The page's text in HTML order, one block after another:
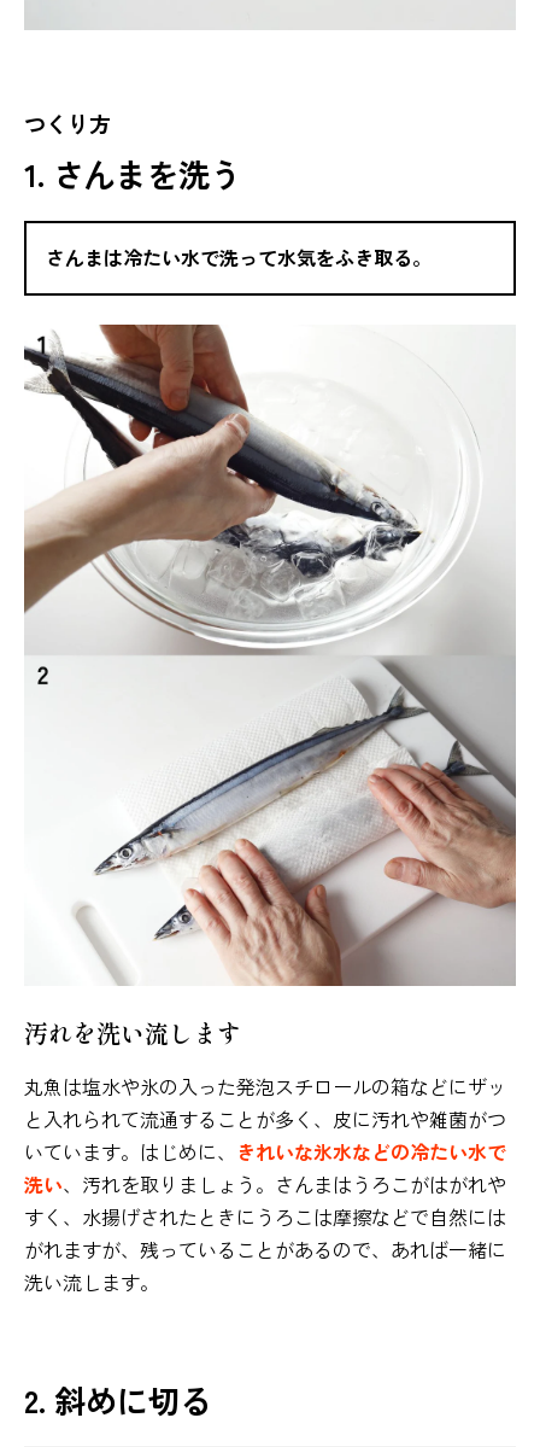
つくり方
1. さんまを洗う
さんまは冷たい水で洗って水気をふき取る。
汚れを洗い流します
丸魚は塩水や氷の入った発泡スチロールの箱などにザッ
と入れられて流通することが多く、皮に汚れや雑菌がつ
いています。はじめに、
きれいな氷水などの冷たい水で
洗い、汚れを取りましょう。さんまはうろこがはがれや
すく、水揚げされたときにうろこは摩擦などで自然には
がれますが、残っていることがあるので、あれば一緒に
洗い流します。
2. 斜めに切る